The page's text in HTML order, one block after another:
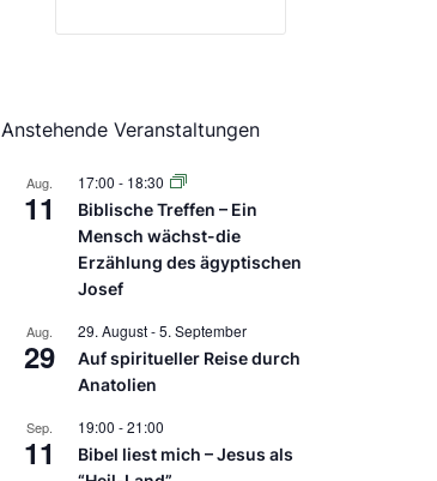
Anstehende Veranstaltungen
Aug.
11
17:00 - 18:30
Biblische Treffen – Ein
Mensch wächst-die
Erzählung des ägyptischen
Josef
Aug.
29
29. August-5. September
Auf spiritueller Reise durch
Anatolien
Sep.
11
19:00 -21:00
Bibel liest mich – Jesus als